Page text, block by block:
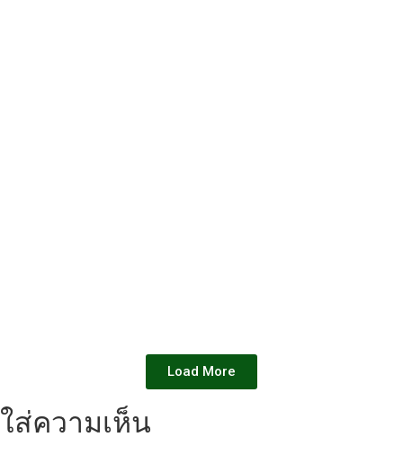
Load More
ใส่ความเห็น